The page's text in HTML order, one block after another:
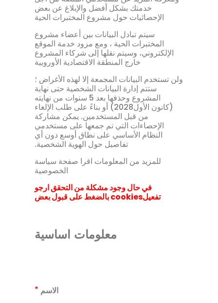
خدمتك بشكل أفضل والإبلاغ عن بعض
الإحصائيات حول مشروع المختبرات الحية
سيتم تبادل البيانات بين أعضاء مشروع
المختبرات الحية ، ومع مزود خدمة الموقع
الإلكتروني، وسيتم نقلها إلى شركاء المشروع
خارج المنطقة الاقتصادية الأوروبية
ولن تستخدم البيانات المجمعة إلا لهذه الأغراض ؛
ستتم إدارة البيانات الشخصية حتى نهاية
المشروع وحذفها بعد 5 سنوات من نهايته
(كانون الأول2028) أو بناءً على طلب الإلغاء
من قبل المستخدمين. يمكن مشاركة
الإحصاءات التي تم جمعها على مستخدمي
النظام الأساسي على نطاق أوسع دون أي
تفاصيل حول الهوية الشخصية.
للمزيد من المعلومات اقرا صفحة سياسة
الخصوصية
في حال وجود مشكلة من التحقق ارجو
تفعيلcookies بالضغط على قبول بعض
معلومات اساسية
الاسم *